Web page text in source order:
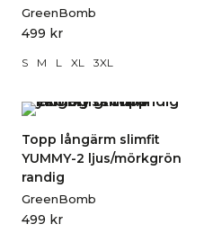
GreenBomb
499 kr
S M L XL 3XL
Topp långärm slimfit
YUMMY-2 ljus/mörkgrön
randig
GreenBomb
499 kr